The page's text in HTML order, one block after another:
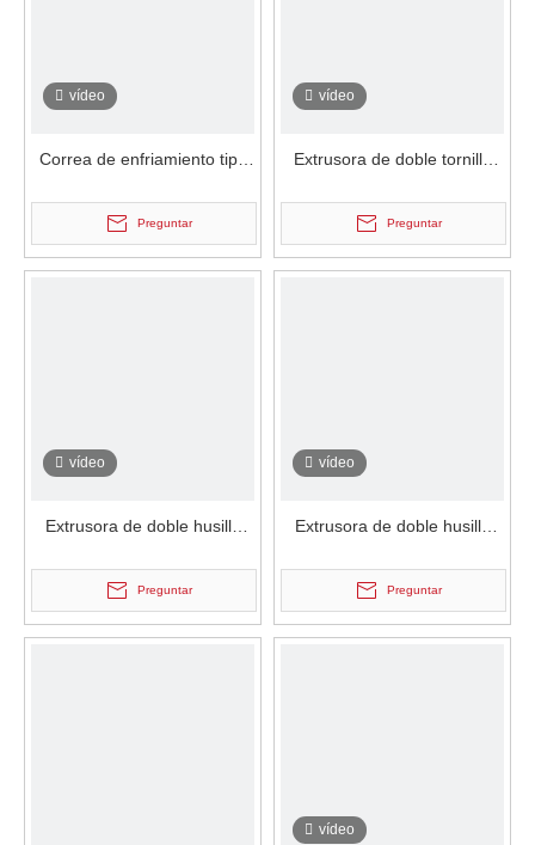
vídeo
Correa de enfriamiento tipo
acero de alta velocidad
Preguntar
vídeo
Extrusora de doble tornillo
alimentos con alimentador
superior
Preguntar
vídeo
Extrusora de doble husillo
alimentos específico de
revestimiento segmentado
Preguntar
vídeo
Extrusora de doble husillo
alimentos específico de
acoplamiento
Preguntar
vídeo